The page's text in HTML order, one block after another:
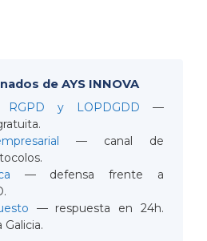
de AYS INNOVA
RGPD y LOPDGDD —
— canal de
— defensa frente a
— respuesta en 24h.